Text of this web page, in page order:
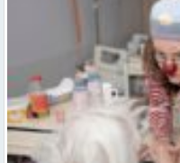
Ar smaidu un profesionālu
ar senioriem Vidzemes